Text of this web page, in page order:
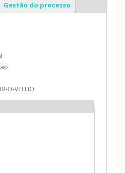
Gestão do processo
O-VELHO